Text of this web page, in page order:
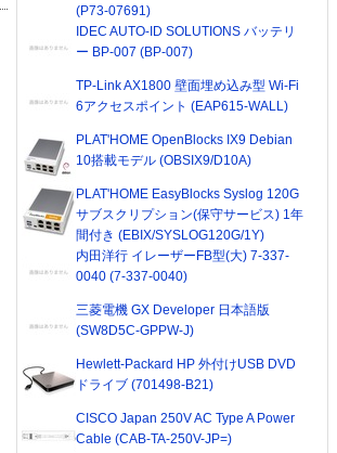
(P73-07691)
IDEC AUTO-ID SOLUTIONS バッテリ
ー BP-007 (BP-007)
TP-Link AX1800 壁面埋め込み型 Wi-Fi
6アクセスポイント (EAP615-WALL)
PLAT'HOME OpenBlocks IX9 Debian
10搭載モデル (OBSIX9/D10A)
PLAT'HOME EasyBlocks Syslog 120G
サブスクリプション(保守サービス) 1年
間付き (EBIX/SYSLOG120G/1Y)
内田洋行 イレーザーFB型(大) 7-337-
0040 (7-337-0040)
三菱電機 GX Developer 日本語版
(SW8D5C-GPPW-J)
Hewlett-Packard HP 外付けUSB DVD
ドライブ (701498-B21)
CISCO Japan 250V AC Type A Power
Cable (CAB-TA-250V-JP=)